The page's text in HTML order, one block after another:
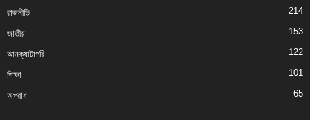
রাজনীতি 214
জাতীয় 153
আনক্যাটাগরি 122
শিক্ষা 101
অপরাধ 65